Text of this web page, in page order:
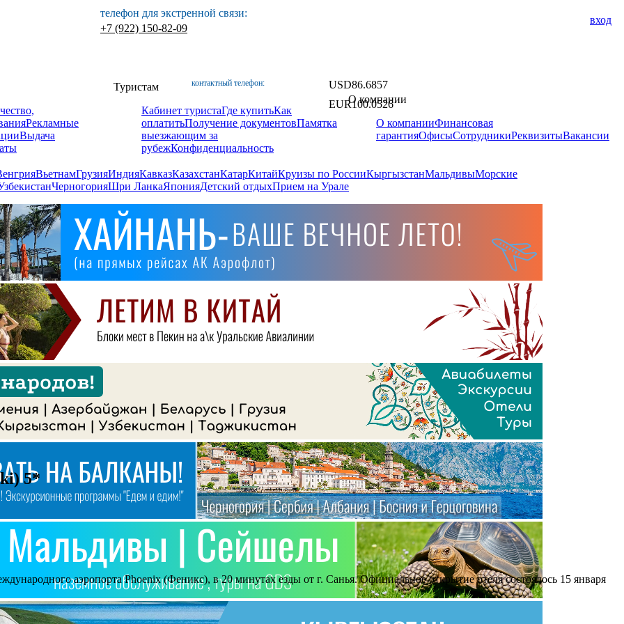
вход
телефон для экстренной связи:
+7 (922) 150-82-09
контактный телефон: USD86.6857
EUR100.0526
Рекламные
Выдача
Туристам
Кабинет туристаГде купитьКак
оплатитьПолучение документовПамятка
выезжающим за
рубежКонфиденциальность
О компании
О компанииФинансовая
гарантияОфисыСотрудникиРеквизитыВакансии
ВьетнамГрузияИндияКавказКазахстанКатарКитайКруизы по РоссииКыргызстанМальдивыМорские
ЧерногорияШри ЛанкаЯпонияДетский отдыхПрием на Урале
5*
аэропорта Phoenix (Феникс), в 20 минутах езды от г. Санья. Официальное открытие отеля состоялось 15 января